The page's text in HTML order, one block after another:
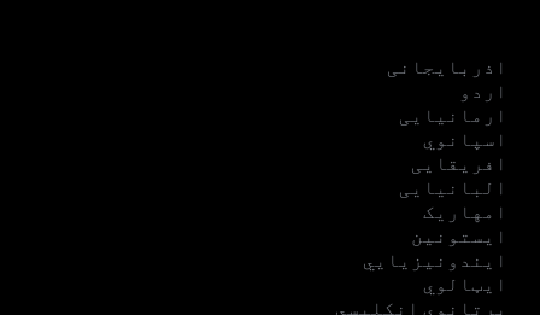
اذربایجانی
اردو
ارمانیایی
اسپانوي
افریقایی
البانیایی
امهاریک
ایستونین
ایندونیزیایي
ایټالوي
برتانوي انکلیسي